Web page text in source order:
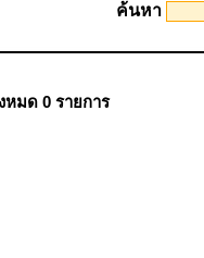
ค้นหา
หมด 0 รายการ